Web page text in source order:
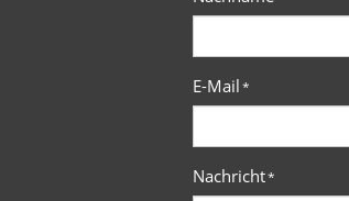
E-Mail*
Nachricht*